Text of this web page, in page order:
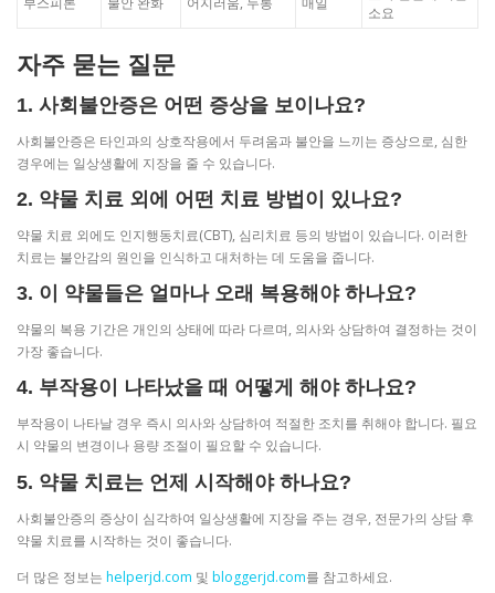
소요
자주 묻는 질문
1. 사회불안증은 어떤 증상을 보이나요?
사회불안증은 타인과의 상호작용에서 두려움과 불안을 느끼는 증상으로, 심한
경우에는 일상생활에 지장을 줄 수 있습니다.
2. 약물 치료 외에 어떤 치료 방법이 있나요?
약물 치료 외에도 인지행동치료(CBT), 심리치료 등의 방법이 있습니다. 이러한
치료는 불안감의 원인을 인식하고 대처하는 데 도움을 줍니다.
3. 이 약물들은 얼마나 오래 복용해야 하나요?
약물의 복용 기간은 개인의 상태에 따라 다르며, 의사와 상담하여 결정하는 것이
가장 좋습니다.
4. 부작용이 나타났을 때 어떻게 해야 하나요?
부작용이 나타날 경우 즉시 의사와 상담하여 적절한 조치를 취해야 합니다. 필요
시 약물의 변경이나 용량 조절이 필요할 수 있습니다.
5. 약물 치료는 언제 시작해야 하나요?
사회불안증의 증상이 심각하여 일상생활에 지장을 주는 경우, 전문가의 상담 후
약물 치료를 시작하는 것이 좋습니다.
더 많은 정보는 helperjd.com 및 bloggerjd.com를 참고하세요.